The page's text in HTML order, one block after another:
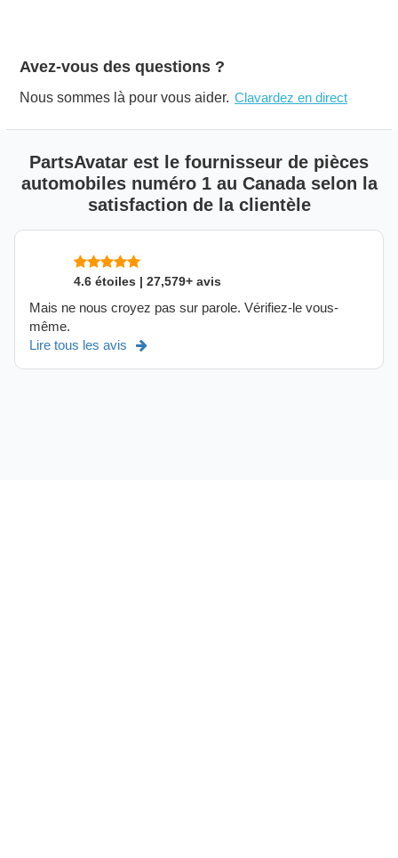
Avez-vous des questions ?
Nous sommes là pour vous aider. Clavardez en direct
PartsAvatar est le fournisseur de pièces
automobiles numéro 1 au Canada selon la
satisfaction de la clientèle
4.6 étoiles | 27,579+ avis
Mais ne nous croyez pas sur parole. Vérifiez-le vous-
même.
Lire tous les avis